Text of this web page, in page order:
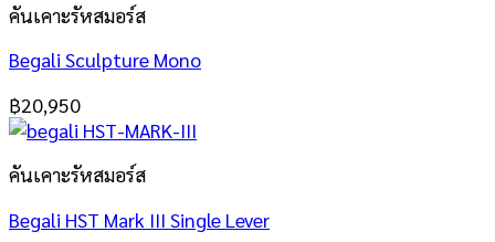
คันเคาะรัหสมอร์ส
Begali Sculpture Mono
฿20,950
คันเคาะรัหสมอร์ส
Begali HST Mark III Single Lever